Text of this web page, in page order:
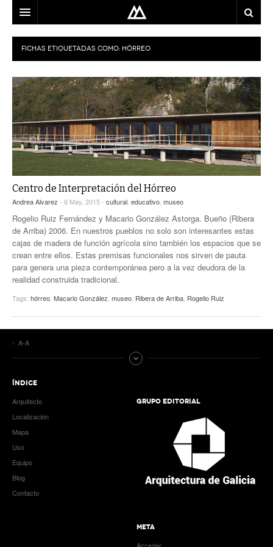
ARQUITECTO
LOCALIZACIÓN
MAPA
USO
EQUIPO
BLOG
CONTACTO
FICHAS ETIQUETADAS COMO: HÓRREO
Centro de Interpretación del Hórreo
Andrea Alvarez - 6 May, 2015 - cultural educativo museo
Rogelio Ruiz Fernández y Macario González Astorga. Bueño (Ribera
de Arriba) 2006. En nuestros pueblos no solo son interesantes estas
cajas de madera de función agrícola sino también los espacios que se
crean entre ellos. Estas premisas funcionales nos sirven de pauta
para genera una pieza contemporánea pero a la vez deudora de la
realidad construida tradicional.
Tags: hórreo Macario González museo Ribera de Arriba Rogelio Ruiz
A-A
ÍNDICE
Arquitecto
Localización
Mapa
Uso
Equipo
Blog
Contacto
GRUPO EDITORIAL
META